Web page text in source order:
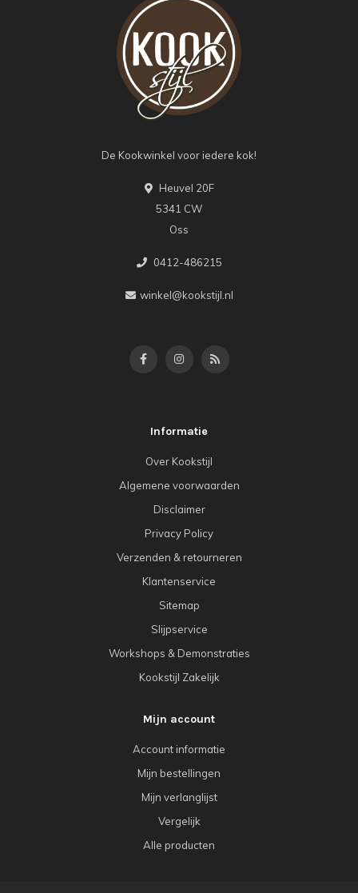
De Kookwinkel voor iedere kok!
Heuvel 20F
5341 CW
Oss
0412-486215
winkel@kookstijl.nl
Informatie
Over Kookstijl
Algemene voorwaarden
Disclaimer
Privacy Policy
Verzenden & retourneren
Klantenservice
Sitemap
Slijpservice
Workshops & Demonstraties
Kookstijl Zakelijk
Mijn account
Account informatie
Mijn bestellingen
Mijn verlanglijst
Vergelijk
Alle producten